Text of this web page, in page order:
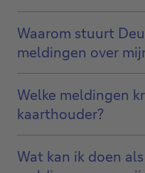
Waarom stuurt
meldingen over
Welke meldingen
kaarthouder?
Wat kan ik doen